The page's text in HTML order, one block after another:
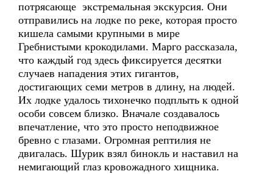
потрясающе экстремальная экскурсия. Они
отправились на лодке по реке, которая просто
кишела самыми крупными в мире
Гребнистыми крокодилами. Марго рассказала,
что каждый год здесь фиксируется десятки
случаев нападения этих гигантов,
достигающих семи метров в длину, на людей.
Их лодке удалось тихонечко подплыть к одной
особи совсем близко. Вначале создавалось
впечатление, что это просто неподвижное
бревно с глазами. Огромная рептилия не
двигалась. Шурик взял бинокль и наставил на
немигающий глаз кровожадного хищника.